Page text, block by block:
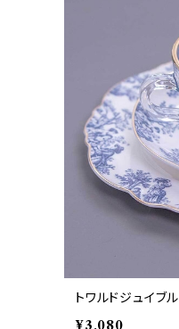
トワルドジュイ
¥3,080